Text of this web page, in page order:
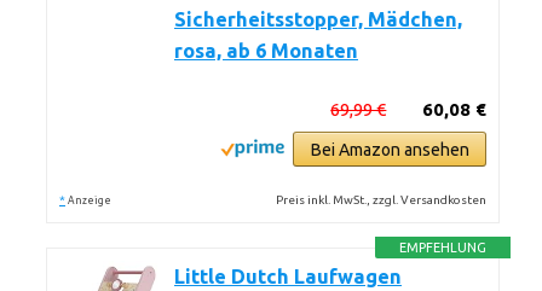
Sicherheitsstopper, Mädchen,
rosa, ab 6 Monaten
60,08 €
69,99 €
Bei Amazon ansehen
* Anzeige Preis inkl. MwSt., zzgl. Versandkosten
EMPFEHLUNG
Little Dutch Laufwagen